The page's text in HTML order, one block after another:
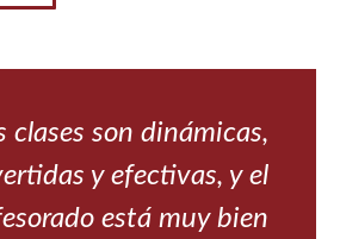
clases son dinámicas,
y efectivas, y el
está muy bien